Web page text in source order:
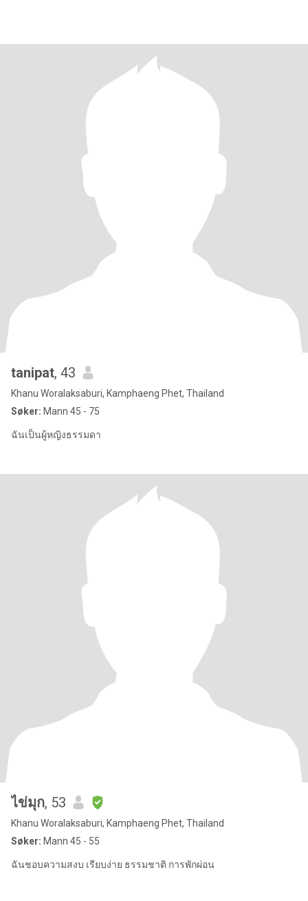
tanipat, 43
Khanu Woralaksaburi, Kamphaeng Phet, Thailand
Søker: Mann 45 - 75
ฉันเป็นผู้หญิงธรรมดา
ไข่มุก, 53
Khanu Woralaksaburi, Kamphaeng Phet, Thailand
Søker: Mann 45 - 55
ฉันชอบความสงบ เรียบง่าย ธรรมชาติ การพักผ่อน